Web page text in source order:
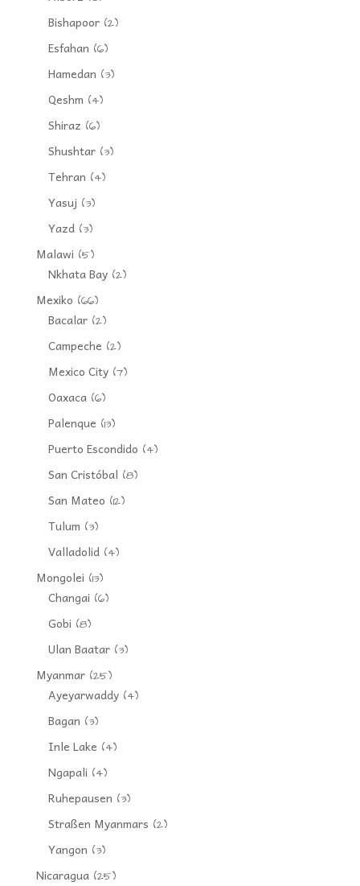
Bishapoor(2)
Esfahan (6)
Hamedan (3)
Qeshm (4)
Shiraz (6)
Shushtar(3)
Tehran (4)
Yasuj (3)
Yazd(3)
Malawi (5)
Nkhata Bay(2)
Mexiko (66)
Bacalar(2)
Campeche (2)
Mexico City(7)
Oaxaca(6)
Palenque (13)
Puerto Escondido (4)
San Cristóbal (8)
San Mateo (12)
Tulum (3)
Valladolid(4)
Mongolei (13)
Changai (6)
Gobi (8)
Ulan Baatar(3)
Myanmar(25)
Ayeyarwaddy(4)
Bagan (3)
Inle Lake (4)
Ngapali (4)
Ruhepausen (3)
Straßen Myanmars (2)
Yangon (3)
Nicaragua(25)